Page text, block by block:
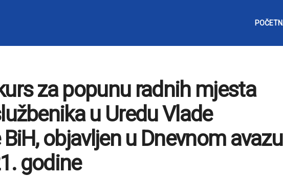
za popunu radnih mjesta
u Uredu Vlade
objavljen u Dnevnom avazu
godine